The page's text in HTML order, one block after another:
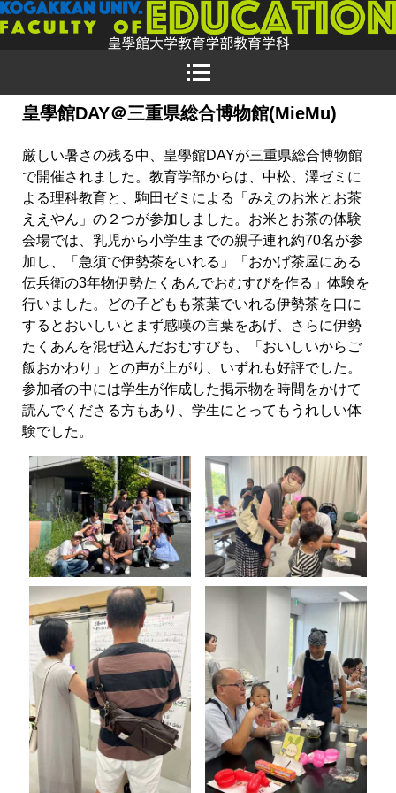
皇學館DAY＠三重県総合博物館(MieMu)
厳しい暑さの残る中、皇學館DAYが三重県総合博物館
で開催されました。教育学部からは、中松、澤ゼミに
よる理科教育と、駒田ゼミによる「みえのお米とお茶
ええやん」の２つが参加しました。お米とお茶の体験
会場では、乳児から小学生までの親子連れ約70名が参
加し、「急須で伊勢茶をいれる」「おかげ茶屋にある
伝兵衛の3年物伊勢たくあんでおむすびを作る」体験を
行いました。どの子どもも茶葉でいれる伊勢茶を口に
するとおいしいとまず感嘆の言葉をあげ、さらに伊勢
たくあんを混ぜ込んだおむすびも、「おいしいからご
飯おかわり」との声が上がり、いずれも好評でした。
参加者の中には学生が作成した掲示物を時間をかけて
読んでくださる方もあり、学生にとってもうれしい体
験でした。